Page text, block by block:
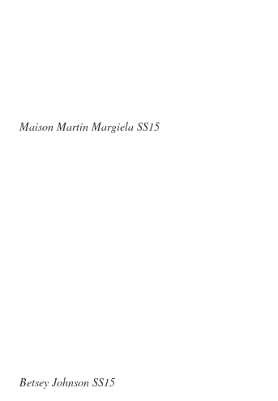
Maison Martin Margiela SS15
Betsey Johnson SS15